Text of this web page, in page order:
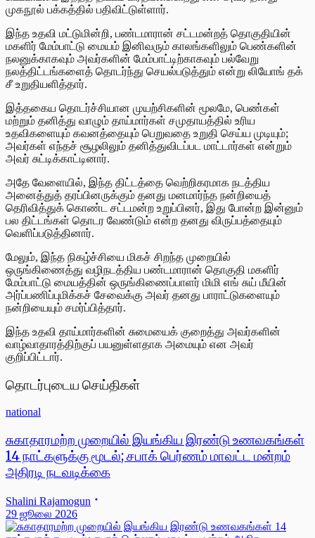
முகநூல் பக்கத்தில் பதிவிட்டுள்ளார்.
இந்த உதவி மட்டுமின்றி, பண்டமாரான் சட்டமன்றத் தொகுதியின்
மகளிர் மேம்பாட்டு மையம் இனிவரும் காலங்களிலும் பெண்களின்
நலனுக்காகவும் அவர்களின் மேம்பாட்டிற்காகவும் பல்வேறு
நலத்திட்டங்களைத் தொடர்ந்து செயல்படுத்தும் என்று லியோங் தக்
சீ உறுதியளித்தார்.
இத்தகைய தொடர்ச்சியான முயற்சிகளின் மூலமே, பெண்கள்
மற்றும் தனித்து வாழும் தாய்மார்கள் சமுதாயத்தில் உரிய
உதவிகளையும் கவனத்தையும் பெறுவதை உறுதி செய்ய முடியும்;
அவர்கள் எந்தச் சூழலிலும் தனித்துவிடப்பட மாட்டார்கள் என்றும்
அவர் சுட்டிக்காட்டினார்.
அதே வேளையில், இந்த திட்டத்தை வெற்றிகரமாக நடத்திய
அனைத்துத் தரப்பினருக்கும் தனது மனமார்ந்த நன்றியைத்
தெரிவித்துக் கொண்ட சட்டமன்ற உறுப்பினர், இது போன்ற இன்னும்
பல திட்டங்கள் தொடர வேண்டும் என்ற தனது விருப்பத்தையும்
வெளிப்படுத்தினார்.
மேலும், இந்த நிகழ்ச்சியை மிகச் சிறந்த முறையில்
ஒருங்கிணைத்து வழிநடத்திய பண்டமாரான் தொகுதி மகளிர்
மேம்பாட்டு மையத்தின் ஒருங்கிணைப்பாளர் மிமி எங் சுய் மீயின்
அர்ப்பணிப்புமிக்கச் சேவைக்கு அவர் தனது பாராட்டுகளையும்
நன்றியையும் சமர்ப்பித்தார்.
இந்த உதவி தாய்மார்களின் சுமையைக் குறைத்து அவர்களின்
வாழ்வாதாரத்திற்குப் பயனுள்ளதாக அமையும் என அவர்
குறிப்பிட்டார்.
தொடர்புடைய செய்திகள்
national
சுகாதாரமற்ற முறையில் இயங்கிய இரண்டு உணவகங்கள்
14 நாட்களுக்கு மூடல்; சபாக் பெர்ணம் மாவட்ட மன்றம்
அதிரடி நடவடிக்கை
Shalini Rajamogun
29 ஜூலை 2026